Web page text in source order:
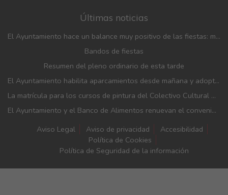
Últimas noticias
El Ayuntamiento hace un balance muy positivo de las fiestas: menos incidencias, gran participación y mayor afluencia de público que en años anteriores
Bandos de fiestas
Resumen del pleno ordinario de esta tarde
El Ayuntamiento habilita aparcamientos desde mañana y adopta medidas de movilidad con motivo de las fiestas patronales
La matrícula para los cursos de pintura del Colectivo Cultural Almudí se abrirá del 1 al 4 de septiembre
El Ayuntamiento y el Banco de Alimentos renuevan el convenio de financiación de la entidad
Aviso Legal
Aviso de privacidad
Accesibilidad
Política de Cookies
Política de Seguridad de la información